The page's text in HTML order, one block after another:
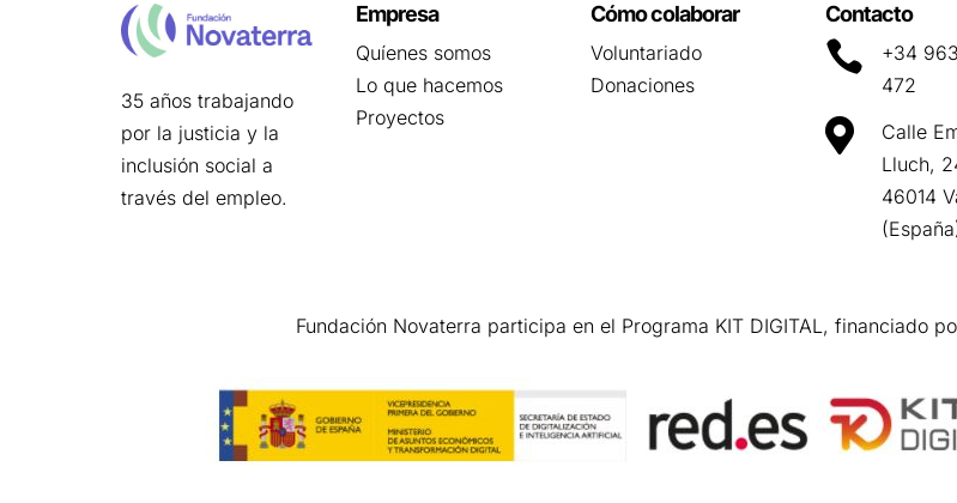
35 años trabajando
por la justicia y la
inclusión social a
través del empleo.
Empresa
Quíenes somos
Lo que hacemos
Proyectos
Cómo colaborar
Voluntariado
Donaciones
Contacto

+34
472

Calle
Lluch,
46014
Fundación Novaterra participa en el Programa KIT DIGITAL, financiado